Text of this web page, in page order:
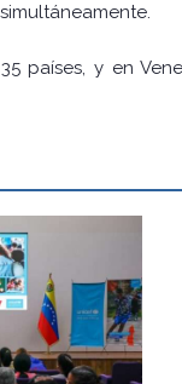
países, y en